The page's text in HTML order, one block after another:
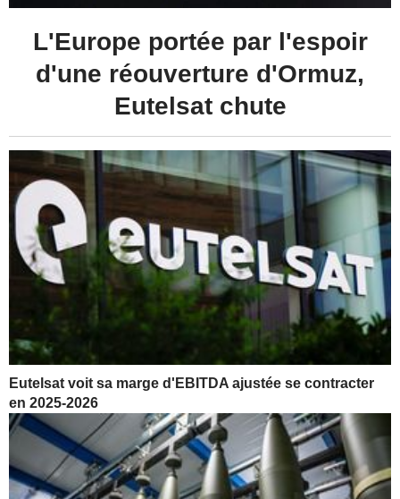
Eutelsat voit sa marge d'EBITDA ajustée se contracter
en 2025-2026
L'Europe portée par l'espoir
d'une réouverture d'Ormuz,
Eutelsat chute